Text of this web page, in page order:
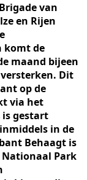
van
en Rijen
komt de
maand bijeen
Dit
op de
via het
is gestart
in de
Behaagt is
Nationaal Park